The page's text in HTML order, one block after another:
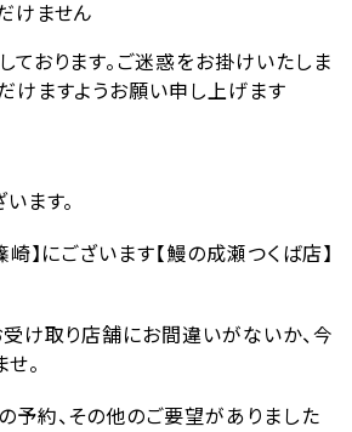
けません
ております。ご迷惑をお掛けいたしま
けますようお願い申し上げます
ます。
崎】にございます【鰻の成瀬つくば店】
受け取り店舗にお間違いがないか、今
。
予約、その他のご要望がありました